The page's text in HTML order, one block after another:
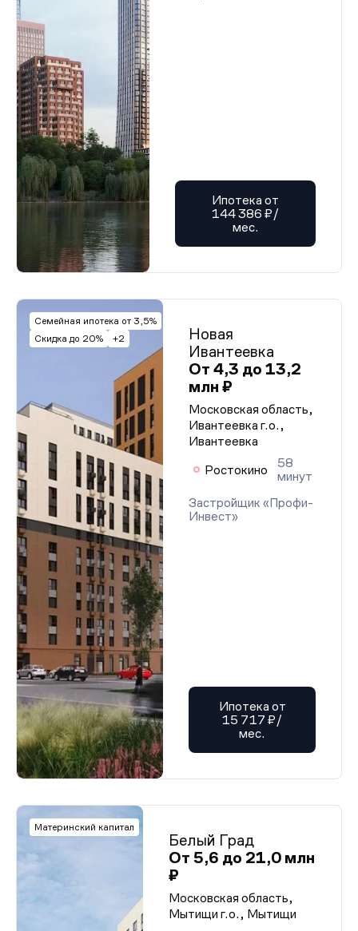
Ипотека от
144 386 ₽/
мес.
Семейная ипотека от 3,5%
Скидка до 20%
+2
Новая
Ивантеевка
От 4,3 до 13,2
млн ₽
Московская область,
Ивантеевка г.о.,
Ивантеевка
Ростокино
58
минут
Застройщик «Профи-
Инвест»
Ипотека от
15 717 ₽/
мес.
Материнский капитал
Белый Град
От 5,6 до 21,0 млн
₽
Московская область,
Мытищи г.о., Мытищи